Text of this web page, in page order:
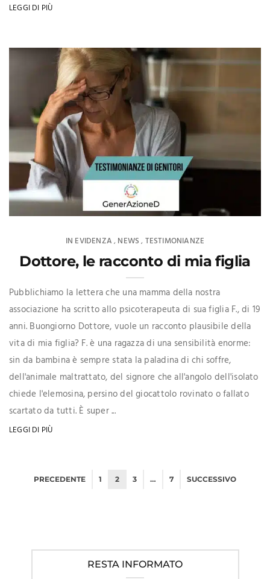
LEGGI DI PIÙ
IN EVIDENZA , NEWS , TESTIMONIANZE
Dottore, le racconto di mia figlia
Pubblichiamo la lettera che una mamma della nostra
associazione ha scritto allo psicoterapeuta di sua figlia F., di 19
anni. Buongiorno Dottore, vuole un racconto plausibile della
vita di mia figlia? F. è una ragazza di una sensibilità enorme:
sin da bambina è sempre stata la paladina di chi soffre,
dell'animale maltrattato, del signore che all'angolo dell'isolato
chiede l'elemosina, persino del giocattolo rovinato o fallato
scartato da tutti. È super ...
LEGGI DI PIÙ
PRECEDENTE 1 2 3 … 7 SUCCESSIVO
RESTA INFORMATO